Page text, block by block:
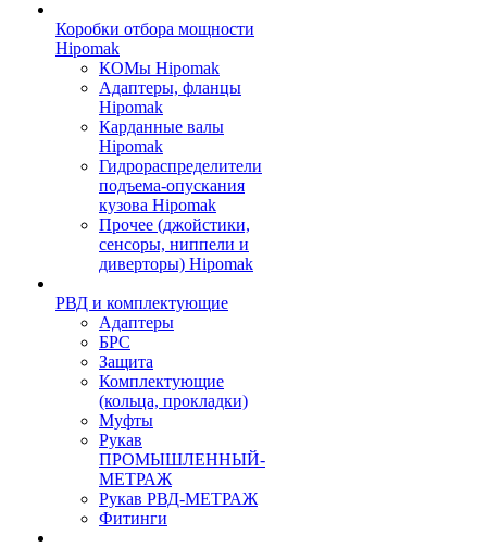
Коробки отбора мощности
Hipomak
КОМы Hipomak
Адаптеры, фланцы
Hipomak
Карданные валы
Hipomak
Гидрораспределители
подъема-опускания
кузова Hipomak
Прочее (джойстики,
сенсоры, ниппели и
диверторы) Hipomak
РВД и комплектующие
Адаптеры
БРС
Защита
Комплектующие
(кольца, прокладки)
Муфты
Рукав
ПРОМЫШЛЕННЫЙ-
МЕТРАЖ
Рукав РВД-МЕТРАЖ
Фитинги